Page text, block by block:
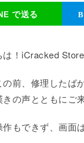
で送る
は！iCracked
の前、修理したば
きの声とともにご
作もできず、画面